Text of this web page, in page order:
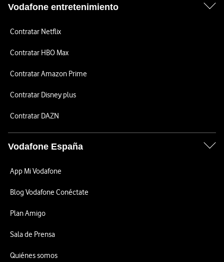
Vodafone entretenimiento
Contratar Netflix
Contratar HBO Max
Contratar Amazon Prime
Contratar Disney plus
Contratar DAZN
Vodafone España
App Mi Vodafone
Blog Vodafone Conéctate
Plan Amigo
Sala de Prensa
Quiénes somos